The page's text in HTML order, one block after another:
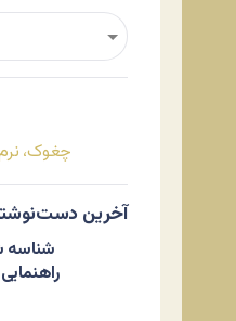
چغوک،
آخرین
شناسه